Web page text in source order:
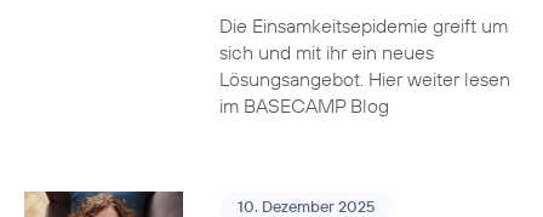
Die Einsamkeitsepidemie greift um
sich und mit ihr ein neues
Lösungsangebot. Hier weiter lesen
im BASECAMP Blog
10. Dezember 2025